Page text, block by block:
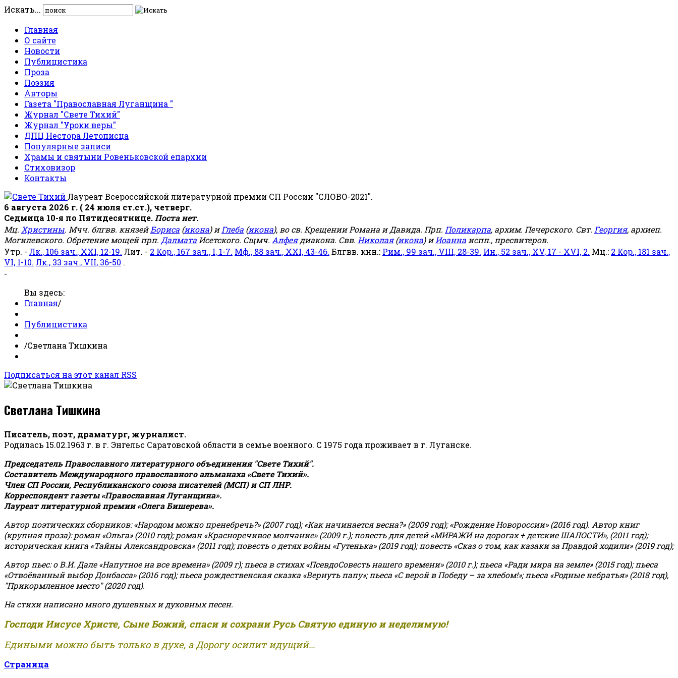
Искать...
Главная
О сайте
Новости
Публицистика
Проза
Поэзия
Авторы
Газета "Православная Луганщина "
Журнал "Свете Тихий"
Журнал "Уроки веры"
ДПЦ Нестора Летописца
Популярные записи
Храмы и святыни Ровеньковской епархии
Стиховизор
Контакты
Лауреат Всероссийской литературной премии СП России "СЛОВО-2021".
6 августа 2026 г. ( 24 июля ст.ст.), четверг.
Седмица 10-я по Пятидесятнице. Поста нет.
Мц. Христины. Мчч. блгвв. князейБориса (икона) иГлеба (икона), во св. Крещении Романа и Давида. Прп. Поликарпа, архим. Печерского. Свт. Георгия, архиеп.
Могилевского. Обретение мощей прп. Далмата Исетского. Сщмч. Алфеядиакона. Свв. Николая(икона) иИоанна испп., пресвитеров.
Утр. - Лк., 106 зач., XXI, 12-19. Лит. - 2 Кор., 167 зач., I, 1-7. Мф., 88 зач., XXI, 43-46. Блгвв. кнн.: Рим., 99 зач., VIII, 28-39. Ин., 52 зач., XV, 17 - XVI, 2. Мц.: 2 Кор., 181 зач.,
VI, 1-10. Лк., 33 зач., VII, 36-50 .
-
Вы здесь:
Главная/
Публицистика
/Светлана Тишкина
Подписаться на этот канал RSS
Светлана Тишкина
Писатель, поэт, драматург, журналист.
Родилась 15.02.1963 г. в г. Энгельс Саратовской области в семье военного. С 1975 года проживает в г. Луганске.
Председатель Православного литературного объединения "Свете Тихий".
Составитель Международного православного альманаха «Свете Тихий».
Член СП России, Республиканского союза писателей (МСП) и СП ЛНР.
Корреспондент газеты «Православная Луганщина».
Лауреат литературной премии «Олега Бишерева».
Автор поэтических сборников: «Народом можно пренебречь?» (2007 год); «Как начинается весна?» (2009 год); «Рождение Новороссии» (2016 год). Автор книг
(крупная проза): роман «Ольга» (2010 год); роман «Красноречивое молчание» (2009 г.); повесть для детей «МИРАЖИ на дорогах + детские ШАЛОСТИ», (2011 год);
историческая книга «Тайны Александровска» (2011 год); повесть о детях войны «Гутенька» (2019 год); повесть «Сказ о том, как казаки за Правдой ходили» (2019 год);
Автор пьес: о В.И. Дале «Напутное на все времена» (2009 г); пьеса в стихах «ПсевдоСовесть нашего времени» (2010 г.); пьеса «Ради мира на земле» (2015 год); пьеса
«Отвоёванный выбор Донбасса» (2016 год); пьеса рождественская сказка «Вернуть папу»; пьеса «С верой в Победу – за хлебом!»;пьеса «Родные небратья» (2018 год),
"Прикормленное место" (2020 год).
На стихи написано много душевных и духовных песен.
Господи Иисусе Христе, Сыне Божий, спаси и сохрани Русь Святую единую и неделимую!
Едиными можно быть только в духе, а Дорогу осилит идущий...
Страница